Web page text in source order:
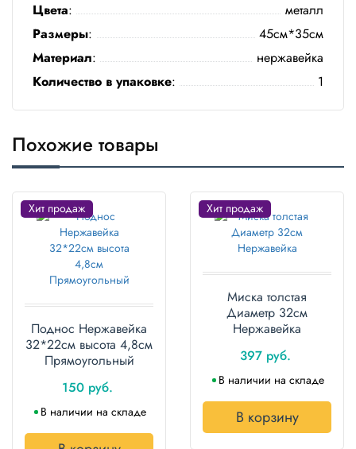
Товары
для
уборки
Салфетки
Полотенца
Туалетная
бумага
Все для
хранения и
транспортировки
Товары
для
садоводов
для
Цвета:
металл
Размеры:
45см*35см
Материал:
нержавейка
Количество в упаковке: 1
Похожие товары
Хит продаж
Поднос Нержавейка
32*22см высота 4,8см
Прямоугольный
150 руб.
В наличии на складе
Хит продаж
Миска толстая
Диаметр 32см
Нержавейка
397 руб.
В наличии на складе
В корзину